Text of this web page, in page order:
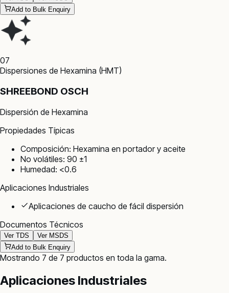
Add to Bulk Enquiry
07
Dispersiones de Hexamina (HMT)
SHREEBOND OSCH
Dispersión de Hexamina
Propiedades Típicas
Composición: Hexamina en portador y aceite
No volátiles: 90 ±1
Humedad: <0.6
Aplicaciones Industriales
Aplicaciones de caucho de fácil dispersión
Documentos Técnicos
Ver TDS
Ver MSDS
Add to Bulk Enquiry
Mostrando 7 de 7 productos en toda la gama.
Aplicaciones Industriales